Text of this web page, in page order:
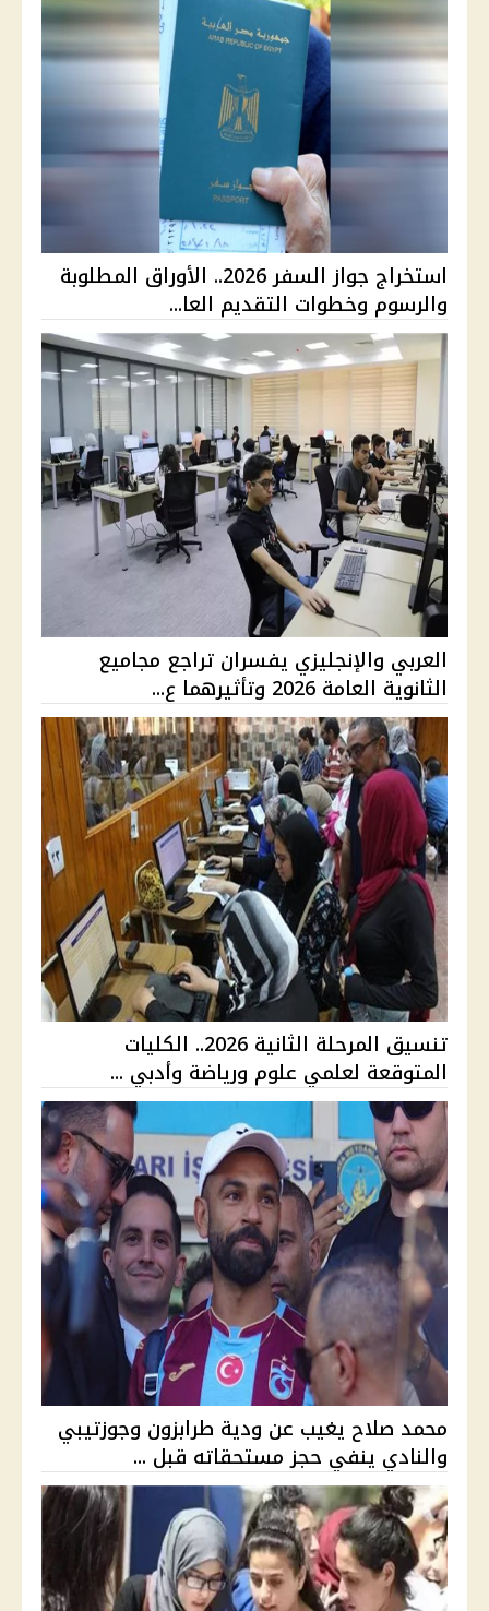
استخراج جواز السفر 2026.. الأوراق المطلوبة
والرسوم وخطوات التقديم العا...
العربي والإنجليزي يفسران تراجع مجاميع
الثانوية العامة 2026 وتأثيرهما ع...
تنسيق المرحلة الثانية 2026.. الكليات
المتوقعة لعلمي علوم ورياضة وأدبي ...
محمد صلاح يغيب عن ودية طرابزون وجوزتيبي
والنادي ينفي حجز مستحقاته قبل ...